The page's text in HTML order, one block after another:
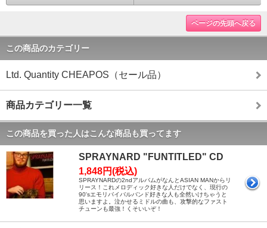
ページの先頭へ戻る
この商品のカテゴリー
Ltd. Quantity CHEAPOS（セール品）
商品カテゴリー一覧
この商品を買った人はこんな商品も買ってます
SPRAYNARD "FUNTITLED" CD
1,848円(税込)
SPRAYNARDの2ndアルバムがなんとASIAN MANからリ
リース！これメロディック好きな人だけでなく、現行の
90'sエモリバイバルバンド好きな人も全然いけちゃうと
思いますよ。泣かせるミドルの曲も、攻撃的なファスト
チューンも最強！くそいいぞ！